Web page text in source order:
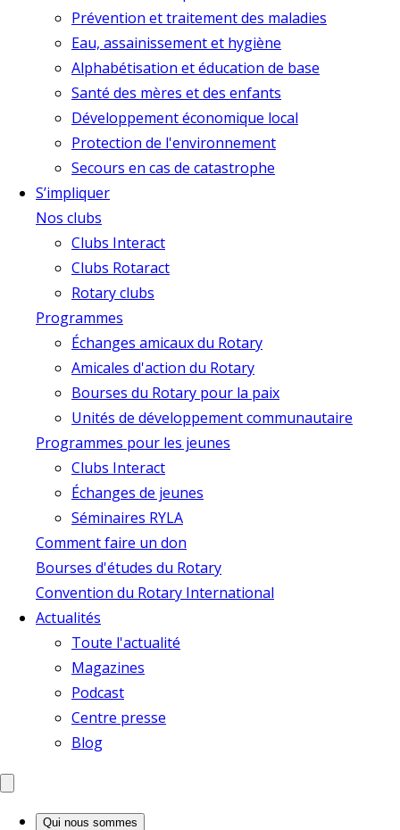
Prévention et traitement des maladies
Eau, assainissement et hygiène
Alphabétisation et éducation de base
Santé des mères et des enfants
Développement économique local
Protection de l'environnement
Secours en cas de catastrophe
S’impliquer
Nos clubs
Clubs Interact
Clubs Rotaract
Rotary clubs
Programmes
Échanges amicaux du Rotary
Amicales d'action du Rotary
Bourses du Rotary pour la paix
Unités de développement communautaire
Programmes pour les jeunes
Clubs Interact
Échanges de jeunes
Séminaires RYLA
Comment faire un don
Bourses d'études du Rotary
Convention du Rotary International
Actualités
Toute l'actualité
Magazines
Podcast
Centre presse
Blog
Qui nous sommes